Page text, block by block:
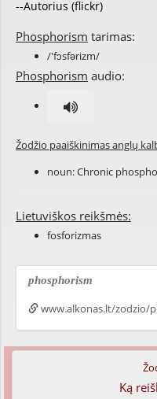
--Autorius (flickr)
Phosphorism tarimas:
/'fɔsfərizm/
Phosphorism audio:
Žodžio paaiškinimas anglų
noun: Chronic
Lietuviškos reikšmės:
fosforizmas
phosphorism
www.alkonas.lt/zodzio/
Ką